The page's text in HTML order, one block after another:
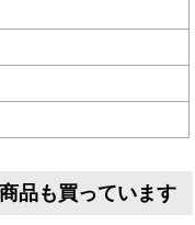
品も買っています